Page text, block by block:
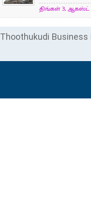
திங்கள் 3, ஆகஸ்ட்
Thoothukudi Business